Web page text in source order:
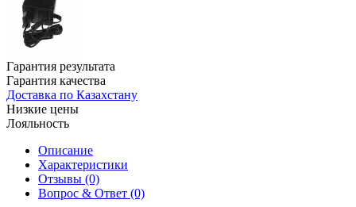
Гарантия результата
Гарантия качества
Доставка по Казахстану
Низкие цены
Лояльность
Описание
Характеристики
Отзывы (0)
Вопрос & Ответ (0)